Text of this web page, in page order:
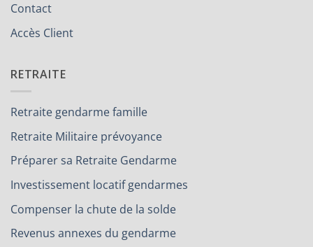
Contact
Accès Client
RETRAITE
Retraite gendarme famille
Retraite Militaire prévoyance
Préparer sa Retraite Gendarme
Investissement locatif gendarmes
Compenser la chute de la solde
Revenus annexes du gendarme